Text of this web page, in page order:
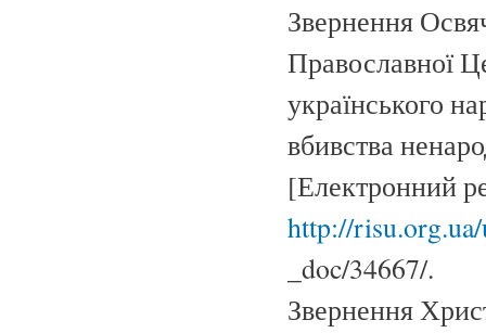
Звернення
Православної
українського
вбивства
[Електронний
http://
_doc/34667/.
Звернення